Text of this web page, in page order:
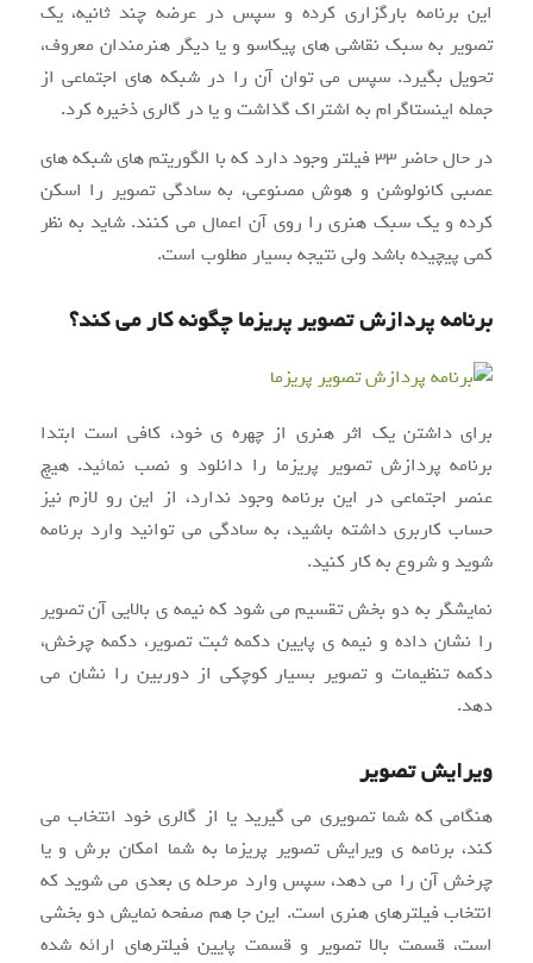
این برنامه بارگزاری کرده و سپس در عرضه چند ثانیه، یک
تصویر به سبک نقاشی های پیکاسو و یا دیگر هنرمندان معروف،
تحویل بگیرد. سپس می توان آن را در شبکه های اجتماعی از
جمله اینستاگرام به اشتراک گذاشت و یا در گالری ذخیره کرد.
در حال حاضر ۳۳ فیلتر وجود دارد که با الگوریتم های شبکه های
عصبی کانولوشن و هوش مصنوعی، به سادگی تصویر را اسکن
کرده و یک سبک هنری را روی آن اعمال می کنند. شاید به نظر
کمی پیچیده باشد ولی نتیجه بسیار مطلوب است.
برنامه پردازش تصویر پریزما چگونه کار می کند؟
برای داشتن یک اثر هنری از چهره ی خود، کافی است ابتدا
برنامه پردازش تصویر پریزما را دانلود و نصب نمائید. هیچ
عنصر اجتماعی در این برنامه وجود ندارد، از این رو لازم نیز
حساب کاربری داشته باشید، به سادگی می توانید وارد برنامه
شوید و شروع به کار کنید.
نمایشگر به دو بخش تقسیم می شود که نیمه ی بالایی آن تصویر
را نشان داده و نیمه ی پایین دکمه ثبت تصویر، دکمه چرخش،
دکمه تنظیمات و تصویر بسیار کوچکی از دوربین را نشان می
دهد.
ویرایش تصویر
هنگامی که شما تصویری می گیرید یا از گالری خود انتخاب می
کند، برنامه ی ویرایش تصویر پریزما به شما امکان برش و یا
چرخش آن را می دهد، سپس وارد مرحله ی بعدی می شوید که
انتخاب فیلترهای هنری است. این جا هم صفحه نمایش دو بخشی
است، قسمت بالا تصویر و قسمت پایین فیلترهای ارائه شده